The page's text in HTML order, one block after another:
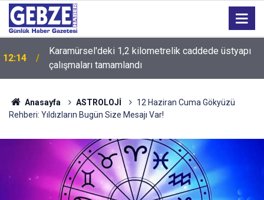
12:11
Kandıra'daki tüm sahillerde denize girmek
yasaklandı
Anasayfa ASTROLOJİ
12 Haziran Cuma Gökyüzü
Rehberi: Yıldızların Bugün Size Mesajı Var!